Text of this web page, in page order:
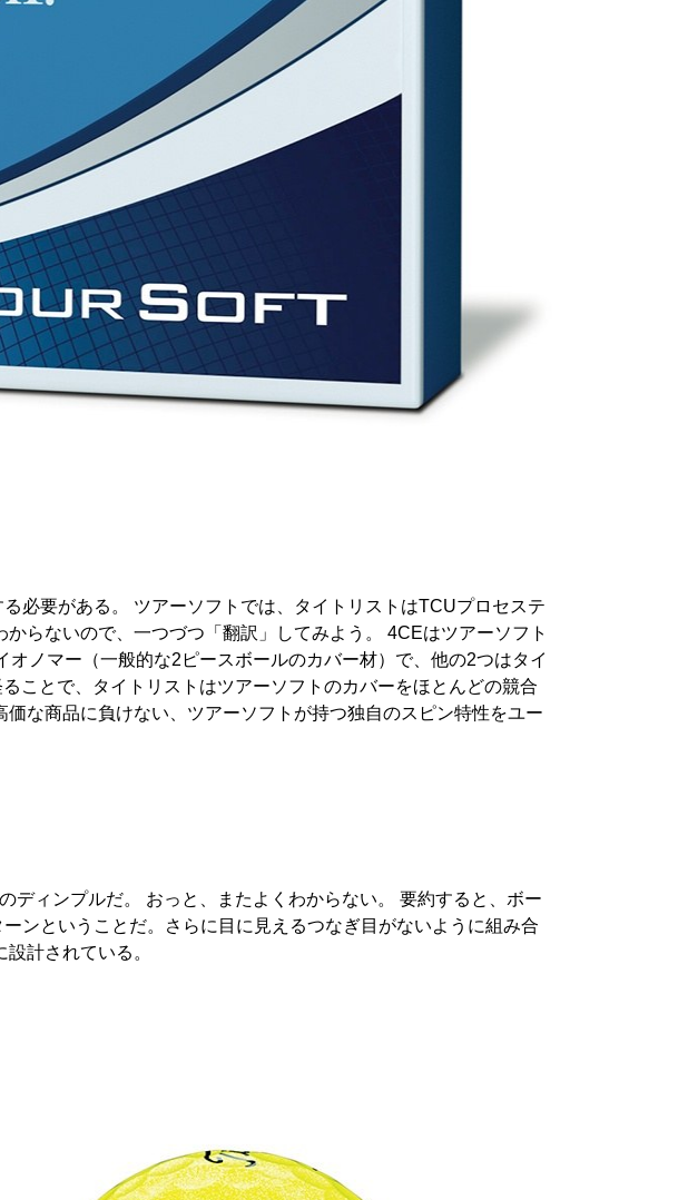
必要がある。 ツアーソフトでは、タイトリストはTCUプロセステ
らないので、一つづつ「翻訳」してみよう。 4CEはツアーソフト
ノマー（一般的な2ピースボールのカバー材）で、他の2つはタイ
ことで、タイトリストはツアーソフトのカバーをほとんどの競合
な商品に負けない、ツアーソフトが持つ独自のスピン特性をユー
ディンプルだ。 おっと、またよくわからない。 要約すると、ボー
ンということだ。さらに目に見えるつなぎ目がないように組み合
計されている。